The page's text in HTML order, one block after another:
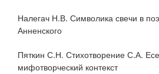
Налегач Н.В. Символика свечи в
Анненского
Пяткин С.Н. Стихотворение С.А.
мифотворческий контекст